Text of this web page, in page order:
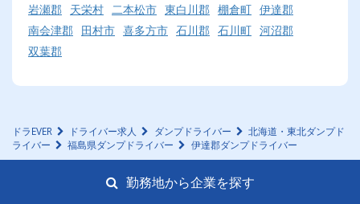
岩瀬郡 天栄村 二本松市 東白川郡 棚倉町 伊達郡
南会津郡 田村市 喜多方市 石川郡 石川町 河沼郡
双葉郡
ドラEVER ドライバー求人 ダンプドライバー
北海道・東北ダンプド
ライバー
福島県ダンプドライバー 伊達郡ダンプドライバー
勤務地から企業を探す